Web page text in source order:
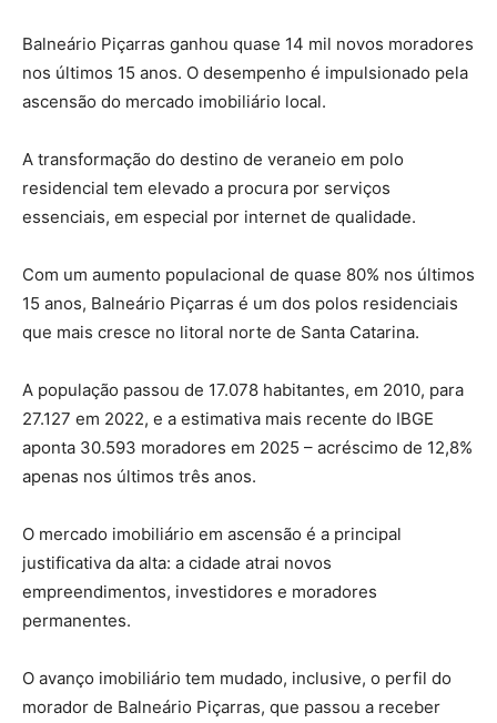
Balneário Piçarras ganhou quase 14 mil novos moradores
nos últimos 15 anos. O desempenho é impulsionado pela
ascensão do mercado imobiliário local.
A transformação do destino de veraneio em polo
residencial tem elevado a procura por serviços
essenciais, em especial por internet de qualidade.
Com um aumento populacional de quase 80% nos últimos
15 anos, Balneário Piçarras é um dos polos residenciais
que mais cresce no litoral norte de Santa Catarina.
A população passou de 17.078 habitantes, em 2010, para
27.127 em 2022, e a estimativa mais recente do IBGE
aponta 30.593 moradores em 2025 – acréscimo de 12,8%
apenas nos últimos três anos.
O mercado imobiliário em ascensão é a principal
justificativa da alta: a cidade atrai novos
empreendimentos, investidores e moradores
permanentes.
O avanço imobiliário tem mudado, inclusive, o perfil do
morador de Balneário Piçarras, que passou a receber